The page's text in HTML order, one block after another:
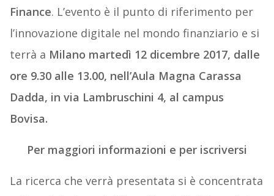
Finance. L’evento è il punto di riferimento per
l’innovazione digitale nel mondo finanziario e si
terrà a Milano martedì 12 dicembre 2017, dalle
ore 9.30 alle 13.00, nell’Aula Magna Carassa
Dadda, in via Lambruschini 4, al campus
Bovisa.
Per maggiori informazioni e per iscriversi
La ricerca che verrà presentata si è concentrata